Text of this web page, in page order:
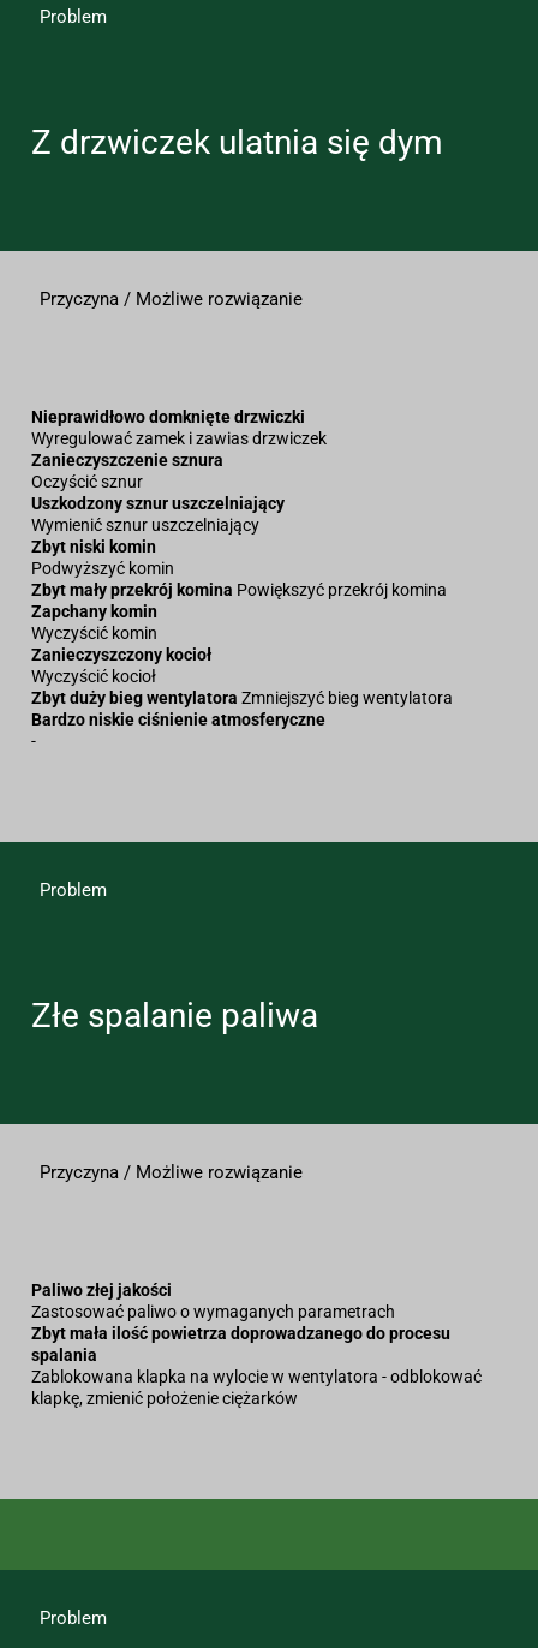
Problem
Z drzwiczek ulatnia się dym
Przyczyna / Możliwe rozwiązanie
Nieprawidłowo domknięte drzwiczki
Wyregulować zamek i zawias drzwiczek
Zanieczyszczenie sznura
Oczyścić sznur
Uszkodzony sznur uszczelniający
Wymienić sznur uszczelniający
Zbyt niski komin
Podwyższyć komin
Zbyt mały przekrój komina Powiększyć przekrój komina
Zapchany komin
Wyczyścić komin
Zanieczyszczony kocioł
Wyczyścić kocioł
Zbyt duży bieg wentylatora Zmniejszyć bieg wentylatora
Bardzo niskie ciśnienie atmosferyczne
-
Problem
Złe spalanie paliwa
Przyczyna / Możliwe rozwiązanie
Paliwo złej jakości
Zastosować paliwo o wymaganych parametrach
Zbyt mała ilość powietrza doprowadzanego do procesu
spalania
Zablokowana klapka na wylocie w wentylatora - odblokować
klapkę, zmienić położenie ciężarków
Problem